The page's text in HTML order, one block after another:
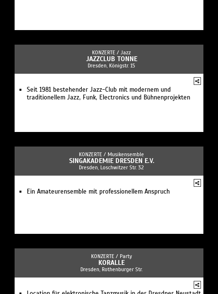
KONZERTE / Jazz
JAZZCLUB TONNE
Dresden, Königstr. 15
Seit 1981 bestehender Jazz-Club mit modernem und
traditionellem Jazz, Funk, Electronics und Bühnenprojekten
KONZERTE / Musikensemble
SINGAKADEMIE DRESDEN E.V.
Dresden, Loschwitzer Str. 32
Ein Amateurensemble mit professionellem Anspruch
KONZERTE / Party
KORALLE
Dresden, Rothenburger Str.